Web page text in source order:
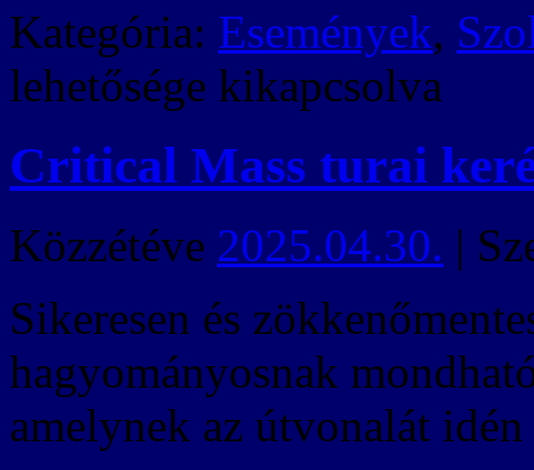
Kategória: Események,
lehetősége kikapcsolva
Critical Mass turai
Közzétéve 2025.04.30. |
Sikeresen és
hagyományosnak
amelynek az útvonalát